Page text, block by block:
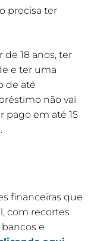
precisa ter
18 anos, ter
e ter uma
de até
não vai
pago em até 15
financeiras que
com recortes
e